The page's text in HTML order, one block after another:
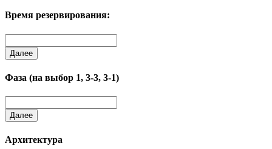
Время резервирования:
Далее
Фаза (на выбор 1, 3-3, 3-1)
Далее
Архитектура